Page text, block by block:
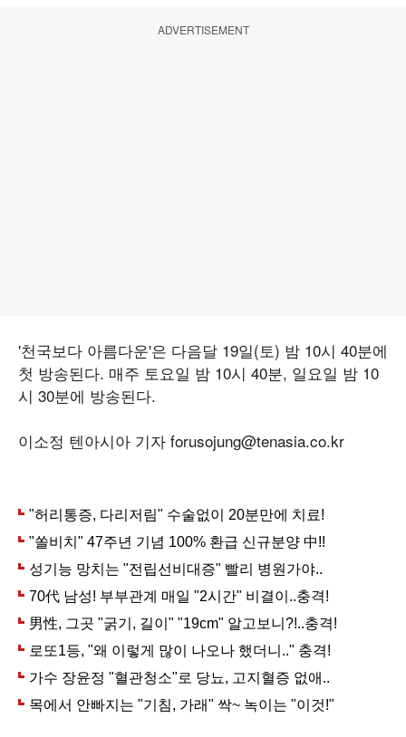
ADVERTISEMENT
'천국보다 아름다운'은 다음달 19일(토) 밤 10시 40분에
첫 방송된다. 매주 토요일 밤 10시 40분, 일요일 밤 10
시 30분에 방송된다.
이소정 텐아시아 기자 forusojung@tenasia.co.kr